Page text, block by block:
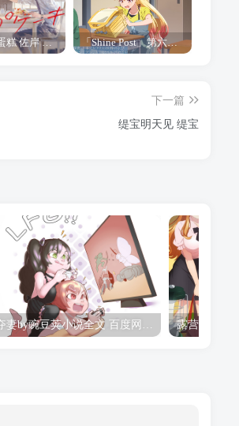
经典杯子蛋糕 佐岸 漫画「经典杯子蛋糕」宣布真人日剧化 「Shine Post」第六话ED主题曲「Yellow Rose」无字幕MV公开
下一篇
缇宝明天见 缇宝
夺妻by豌豆荚小说全文 百度网盘 Duo!